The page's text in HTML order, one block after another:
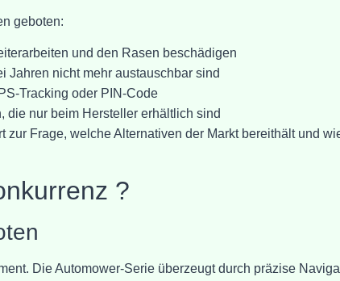
geboten:
und den Rasen beschädigen
Jahren nicht mehr austauschbar sind
Tracking oder PIN-Code
die nur beim Hersteller erhältlich sind
Frage, welche Alternativen der Markt bereithält und
?
Die Automower-Serie überzeugt durch präzise